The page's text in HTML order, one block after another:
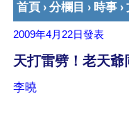
首頁 › 分欄目 › 時事 ›
2009年4月22日發表
天打雷劈！老天
李曉